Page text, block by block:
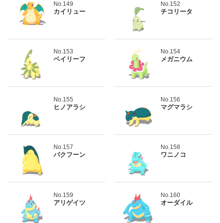
No.149
カイリュー
No.152
チコリータ
No.153
ベイリーフ
No.154
メガニウム
No.155
ヒノアラシ
No.156
マグマラシ
No.157
バクフーン
No.158
ワニノコ
No.159
アリゲイツ
No.160
オーダイル